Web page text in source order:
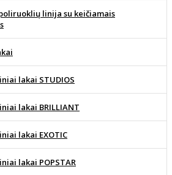
linija su keičiamais
lakai STUDIOS
lakai BRILLIANT
lakai EXOTIC
lakai POPSTAR